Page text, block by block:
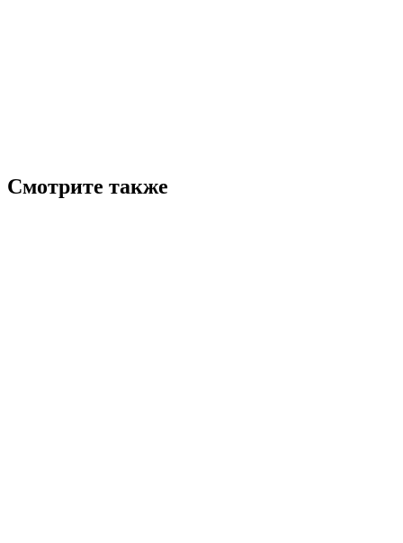
Смотрите также